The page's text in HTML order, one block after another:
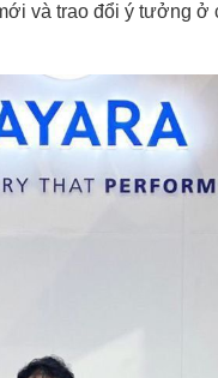
và trao đổi ý tưởng ở